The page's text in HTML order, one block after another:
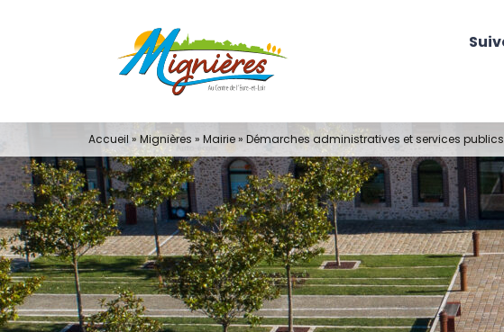
Accueil » Mignières » Mairie» Démarches administratives et services publics